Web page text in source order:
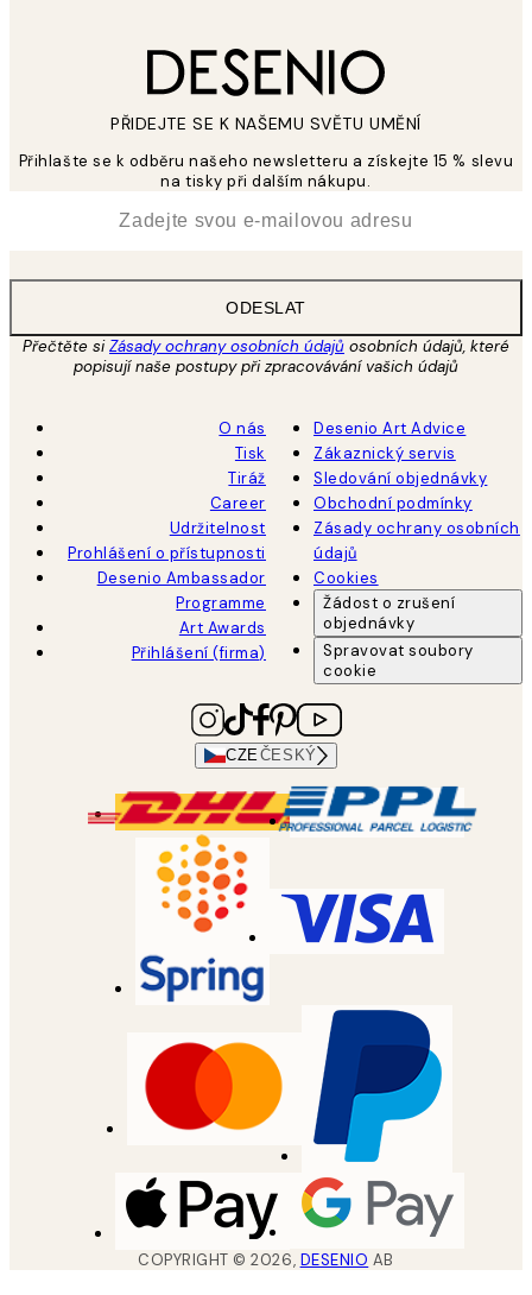
PŘIDEJTE SE K NAŠEMU SVĚTU UMĚNÍ
Přihlašte se k odběru našeho newsletteru a získejte 15 % slevu
na tisky při dalším nákupu.
ODESLAT
Přečtěte siZásady ochrany osobních údajů osobních údajů, které
popisují naše postupy při zpracovávání vašich údajů
O nás
Tisk
Tiráž
Career
Udržitelnost
Prohlášení o přístupnosti
Desenio Ambassador
Programme
Art Awards
Přihlášení (firma)
Desenio Art Advice
Zákaznický servis
Sledování objednávky
Obchodní podmínky
Zásady ochrany osobních
údajů
Cookies
Žádost o zrušení
objednávky
Spravovat soubory
cookie
CZEČESKÝ
COPYRIGHT ©2026, DESENIO AB